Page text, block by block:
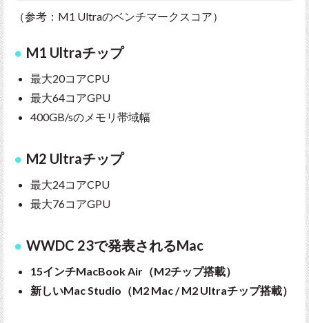
（参考：M1 Ultraのベンチマークスコア）
M1 Ultraチップ
最大20コアCPU
最大64コアGPU
400GB/sのメモリ帯域幅
M2 Ultraチップ
最大24コアCPU
最大76コアGPU
WWDC 23で発表されるMac
15インチMacBook Air（M2チップ搭載）
新しいMac Studio（M2 Mac / M2 Ultraチップ搭載）